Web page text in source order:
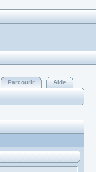
Parcourir
Aide